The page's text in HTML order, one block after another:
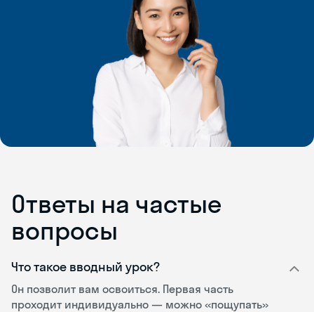
Ответы на частые
вопросы
Что такое вводный урок?
Он позволит вам освоиться. Первая часть
проходит индивидуально — можно «пощупать»